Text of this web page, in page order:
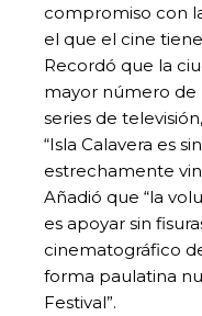
compromiso con
el que el cine
Recordó que la
mayor número de
series de
“Isla Calavera es
estrechamente
Añadió que “la
es apoyar sin
cinematográfico
forma paulatina
Festival”.